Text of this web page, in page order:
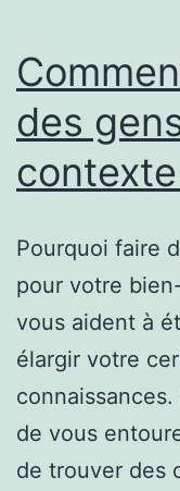
des
Pourquoi faire
pour votre
vous aident à
élargir votre
de vous
de trouver des